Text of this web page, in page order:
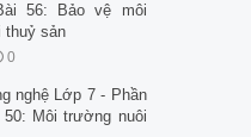
56: Bảo vệ môi
thuỷ sản
0
nghệ Lớp 7 - Phần
Môi trường nuôi